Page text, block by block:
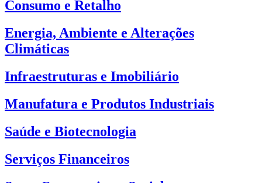
Consumo e Retalho
Energia, Ambiente e Alterações
Climáticas
Infraestruturas e Imobiliário
Manufatura e Produtos Industriais
Saúde e Biotecnologia
Serviços Financeiros